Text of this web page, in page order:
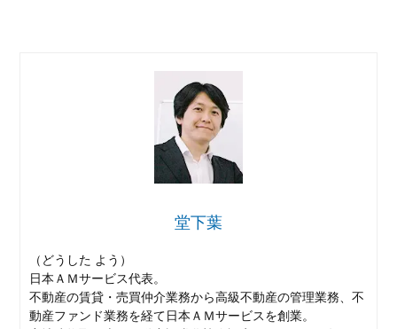
堂下葉
（どうした よう）
日本ＡＭサービス代表。
不動産の賃貸・売買仲介業務から高級不動産の管理業務、不
動産ファンド業務を経て日本ＡＭサービスを創業。